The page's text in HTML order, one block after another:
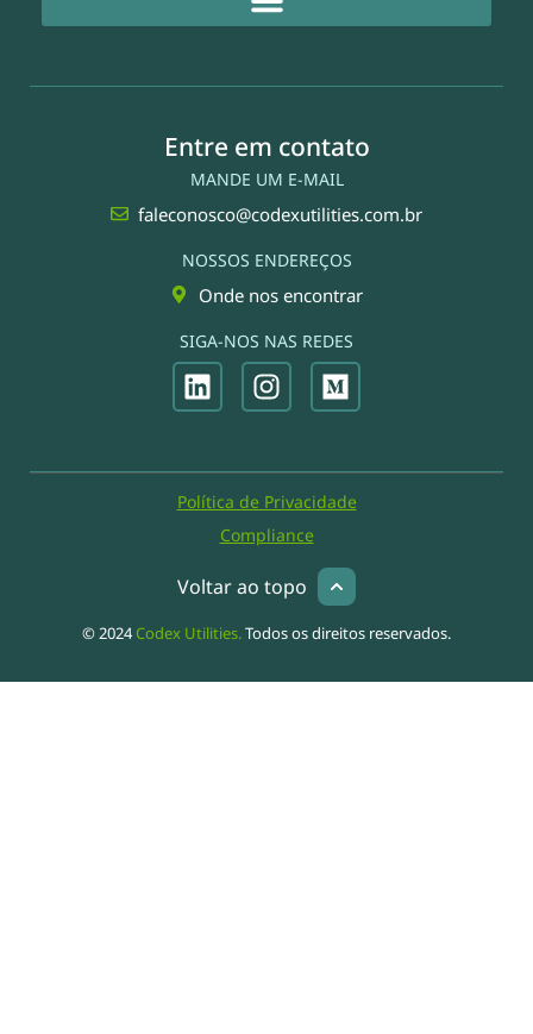
Entre em contato
MANDE UM E-MAIL
faleconosco@codexutilities.com.br
NOSSOS ENDEREÇOS
Onde nos encontrar
SIGA-NOS NAS REDES
© 2024Codex Utilities.Todos os direitos reservados.
Política de Privacidade
Compliance
Voltar ao topo